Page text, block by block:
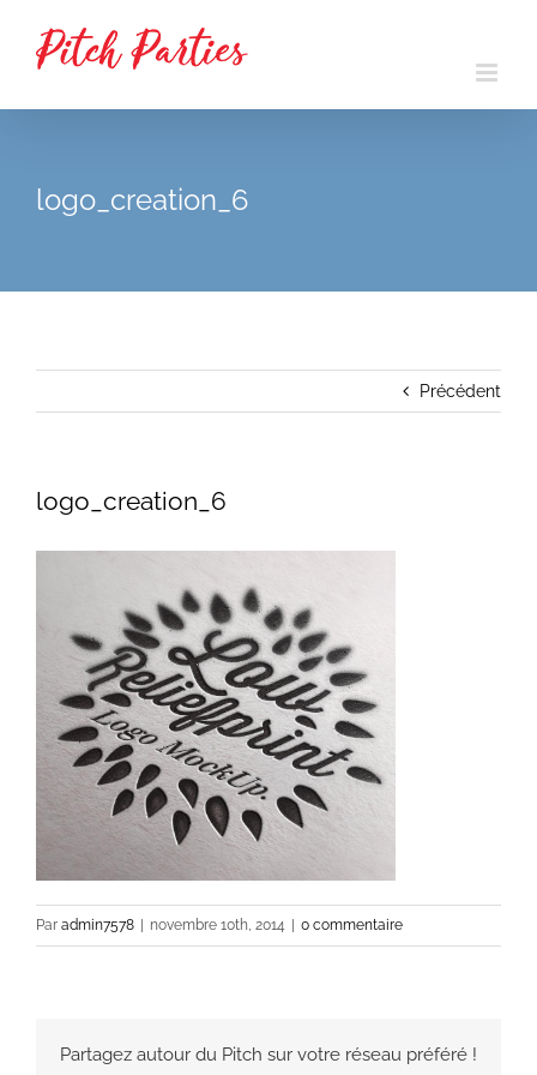
logo_creation_6
Précédent
logo_creation_6
Par admin7578 | novembre 10th, 2014 | 0 commentaire
Partagez autour du Pitch sur votre réseau préféré !